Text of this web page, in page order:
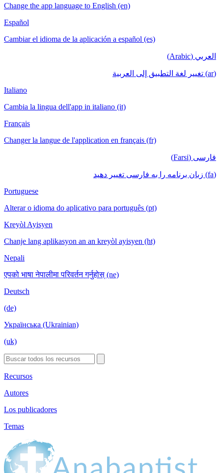
Change the app language to English (en)
Español
Cambiar el idioma de la aplicación a español (es)
العربي (Arabic)
(ar) تغيير لغة التطبيق إلى العربية
Italiano
Cambia la lingua dell'app in italiano (it)
Français
Changer la langue de l'application en français (fr)
فارسی (Farsi)
(fa) زبان برنامه را به فارسی تغییر دهید
Portuguese
Alterar o idioma do aplicativo para português (pt)
Kreyòl Ayisyen
Chanje lang aplikasyon an an kreyòl ayisyen (ht)
Nepali
एपको भाषा नेपालीमा परिवर्तन गर्नुहोस् (ne)
Deutsch
(de)
Українська (Ukrainian)
(uk)
Recursos
Autores
Los publicadores
Temas